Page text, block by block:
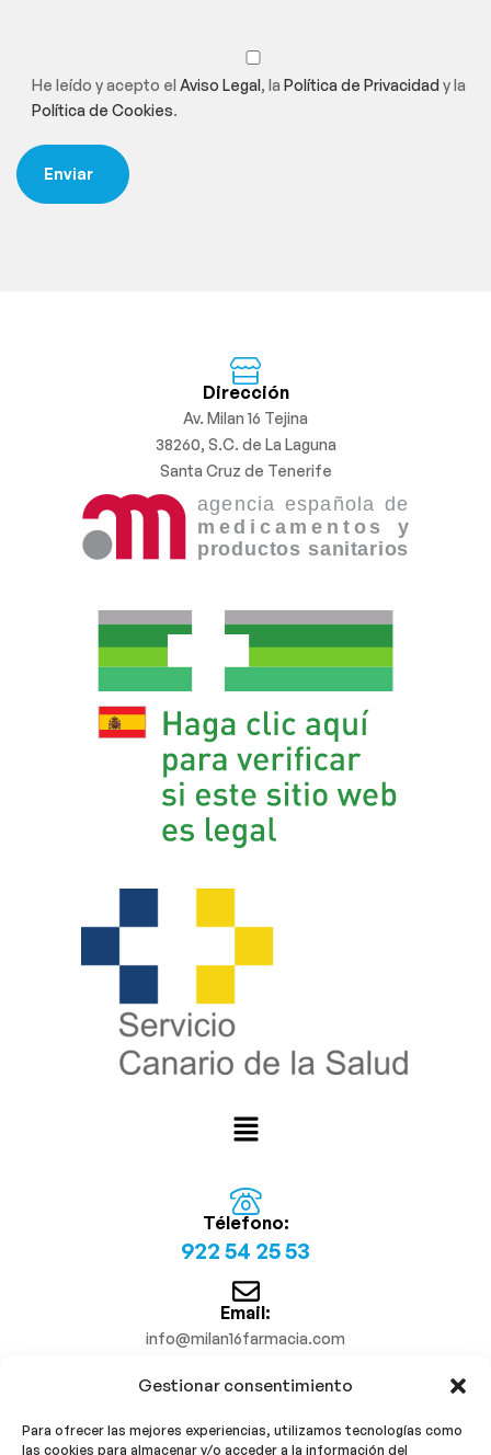
Gestionar consentimiento
Para ofrecer las mejores experiencias, utilizamos tecnologías como
las cookies para almacenar y/o acceder a la información del
He leído y acepto el Aviso Legal, la Política de Privacidady la
Política de Cookies.
Dirección
Av. Milan 16 Tejina
38260, S.C. de La Laguna
Santa Cruz de Tenerife
Télefono:
922 54 25 53
Email:
info@milan16farmacia.com
¡Síguenos!